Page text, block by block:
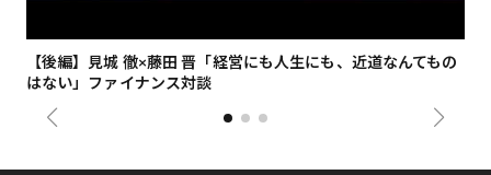
【後編】見城 徹×藤田 晋「経営にも人生にも、近道なんてもの
はない」ファイナンス対談